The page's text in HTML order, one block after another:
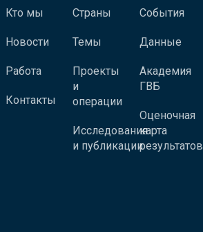
Кто мы
Новости
Работа
Контакты
Страны
Темы
Проекты
и
операции
Исследования
и публикации
События
Данные
Академия
ГВБ
Оценочная
карта
результатов